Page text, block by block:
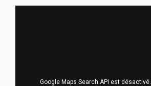
Google Maps Search API est désactivé.